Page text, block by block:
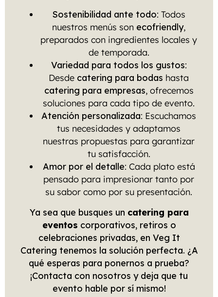
Sostenibilidad ante todo: Todos
nuestros menús son ecofriendly,
preparados con ingredientes locales y
de temporada.
Variedad para todos los gustos:
Desde catering para bodas hasta
catering para empresas, ofrecemos
soluciones para cada tipo de evento.
Atención personalizada: Escuchamos
tus necesidades y adaptamos
nuestras propuestas para garantizar
tu satisfacción.
Amor por el detalle: Cada plato está
pensado para impresionar tanto por
su sabor como por su presentación.
Ya sea que busques un catering para
eventos corporativos, retiros o
celebraciones privadas, en Veg It
Catering tenemos la solución perfecta. ¿A
qué esperas para ponernos a prueba?
¡Contacta con nosotros y deja que tu
evento hable por sí mismo!